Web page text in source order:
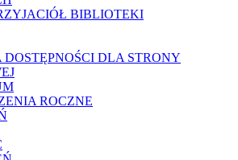
BIBLIOTEKI
DLA STRONY
ROCZNE